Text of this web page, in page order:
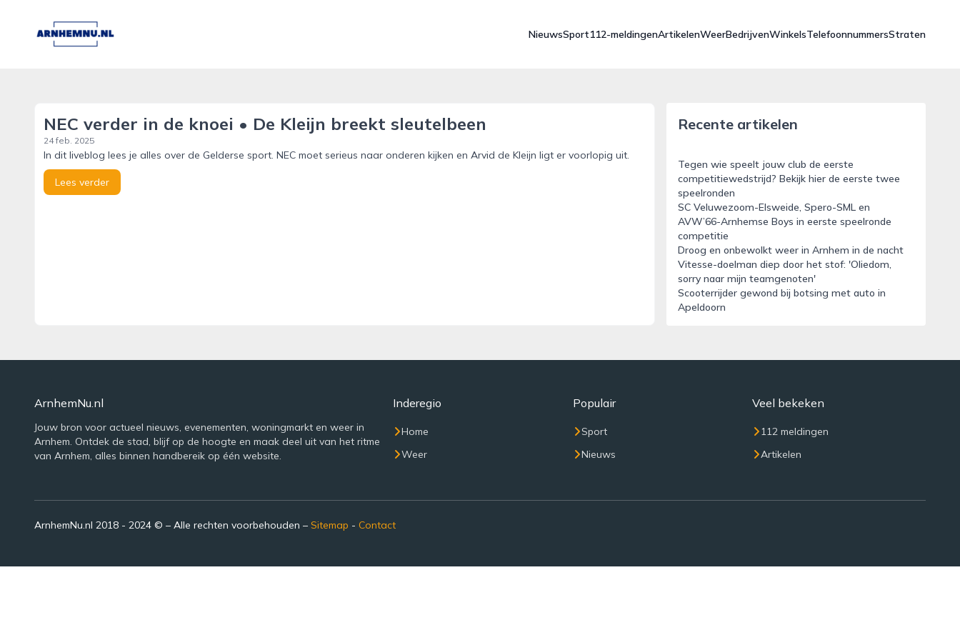
arnhemnu.nl
NieuwsSport112-meldingenArtikelenWeerBedrijvenWinkelsTelefoonnummersStraten
NEC verder in de knoei • De Kleijn breekt sleutelbeen
24 feb. 2025
In dit liveblog lees je alles over de Gelderse sport. NEC moet serieus naar onderen kijken en Arvid de Kleijn ligt er voorlopig uit.
Lees verder
Recente artikelen
Tegen wie speelt jouw club de eerste
competitiewedstrijd? Bekijk hier de eerste twee
speelronden
SC Veluwezoom-Elsweide, Spero-SML en
AVW’66-Arnhemse Boys in eerste speelronde
competitie
Droog en onbewolkt weer in Arnhem in de nacht
Vitesse-doelman diep door het stof: 'Oliedom,
sorry naar mijn teamgenoten'
Scooterrijder gewond bij botsing met auto in
Apeldoorn
ArnhemNu.nl
Jouw bron voor actueel nieuws, evenementen, woningmarkt en weer in
Arnhem. Ontdek de stad, blijf op de hoogte en maak deel uit van het ritme
van Arnhem, alles binnen handbereik op één website.
Inderegio
Home
Weer
Populair
Sport
Nieuws
Veel bekeken
112 meldingen
Artikelen
ArnhemNu.nl 2018 - 2024 © – Alle rechten voorbehouden – Sitemap - Contact